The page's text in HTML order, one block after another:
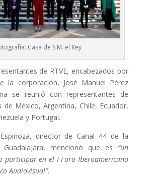
Casa de S.M. el Rey
de RTVE, encabezados por
la corporación, José Manuel Pérez
se reunió con representantes de
de México, Argentina, Chile, Ecuador,
y Portugal.
director de Canal 44 de la
Guadalajara, mencionó que es “un
participar en el I Foro Iberoamericano
Audiovisual”.